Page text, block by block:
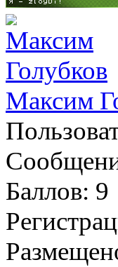
Максим
Баллов: 9